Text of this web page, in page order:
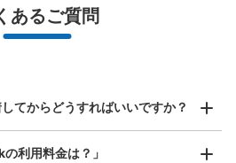
からお店と日時を
して事前予約
箇所以上と提携
未満の大きさのお荷物（リュック、ハンド
手荷物など）
/ 日
ーなど）
あるご質問
てからどうすればいいですか？
利用料金は？」